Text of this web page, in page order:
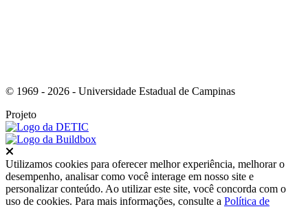
© 1969 - 2026 - Universidade Estadual de Campinas
Projeto
Utilizamos cookies para oferecer melhor experiência, melhorar o
desempenho, analisar como você interage em nosso site e
personalizar conteúdo. Ao utilizar este site, você concorda com o
uso de cookies. Para mais informações, consulte a Política de